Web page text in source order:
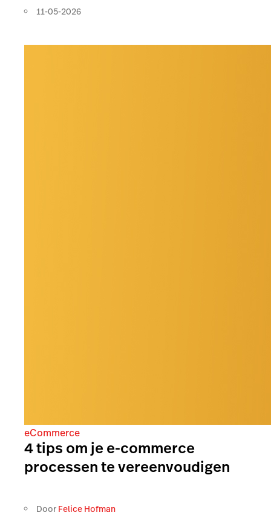
11-05-2026
eCommerce
4 tips om je e-commerce
processen te vereenvoudigen
Door Felice Hofman